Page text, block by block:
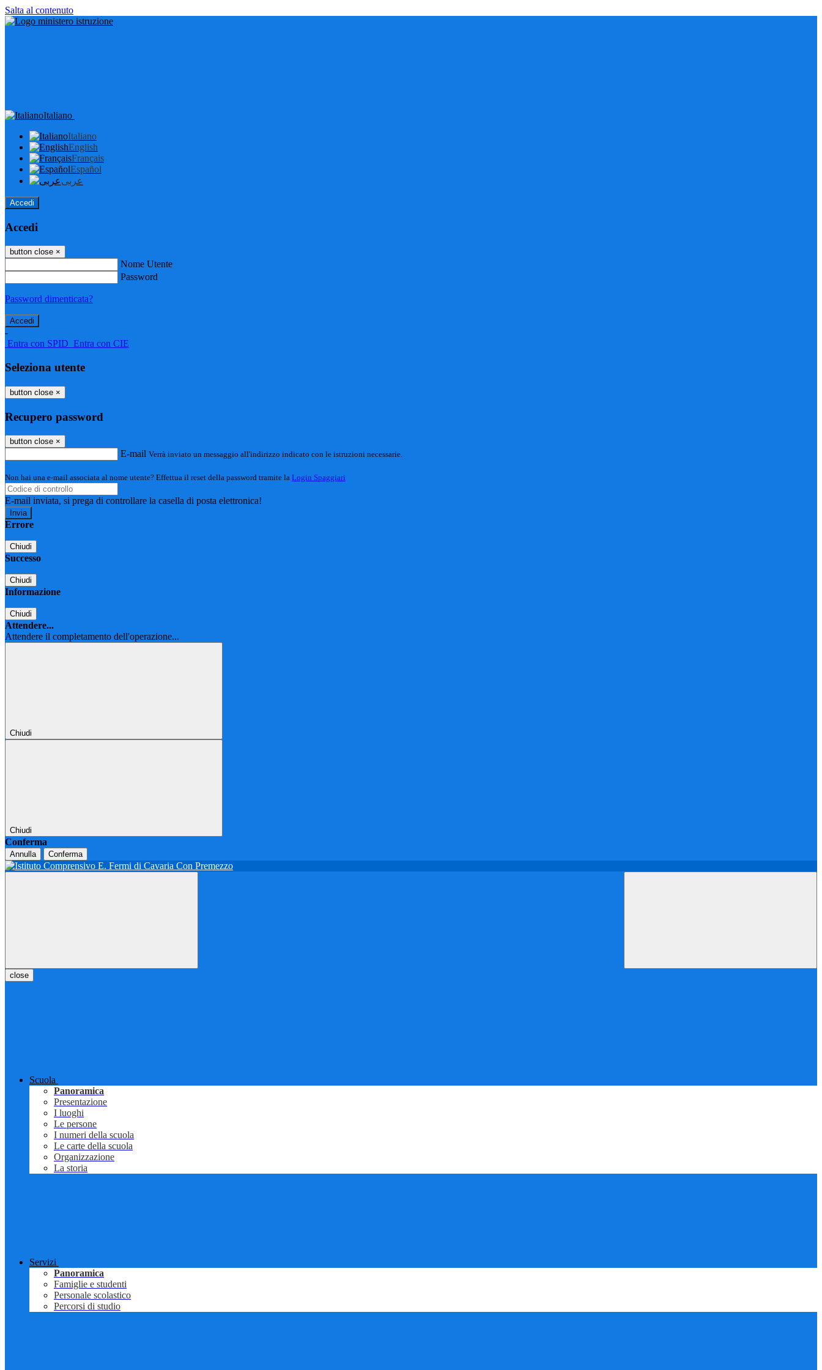
Salta al contenuto
Italiano
Italiano
English
Français
Español
عربى
Accedi
Accedi
button close ×
Nome Utente
Password
Password dimenticata?
-
Entra con SPID Entra con CIE
Seleziona utente
button close ×
Recupero password
button close ×
E-mail Verrà inviato un messaggio all'indirizzo indicato con le istruzioni necessarie.
Non hai una e-mail associata al nome utente? Effettua il reset della password tramite la Login Spaggiari
E-mail inviata, si prega di controllare la casella di posta elettronica!
Errore
Chiudi
Successo
Chiudi
Informazione
Chiudi
Attendere...
Attendere il completamento dell'operazione...
Chiudi
Chiudi
Conferma
Annulla Conferma
close
Scuola
Panoramica
Presentazione
I luoghi
Le persone
I numeri della scuola
Le carte della scuola
Organizzazione
La storia
Servizi
Panoramica
Famiglie e studenti
Personale scolastico
Percorsi di studio